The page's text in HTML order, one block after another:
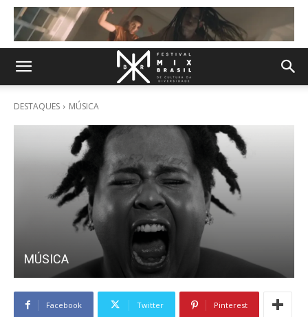
DESTAQUES MÚSICA
MÚSICA
Facebook Twitter Pinterest